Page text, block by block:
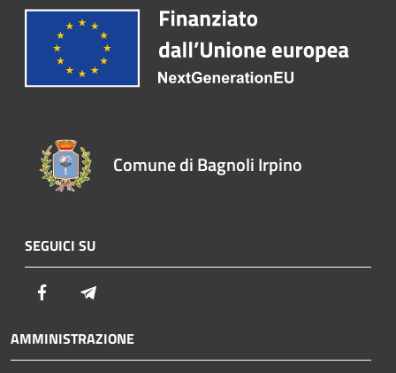
Comune di Bagnoli Irpino
SEGUICI SU
Facebook
AMMINISTRAZIONE